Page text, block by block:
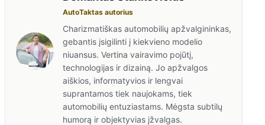
AutoTaktas autorius
Charizmatiškas automobilių apžvalgininkas,
gebantis įsigilinti į kiekvieno modelio
niuansus. Vertina vairavimo pojūtį,
technologijas ir dizainą. Jo apžvalgos
aiškios, informatyvios ir lengvai
suprantamos tiek naujokams, tiek
automobilių entuziastams. Mėgsta subtilų
humorą ir objektyvias įžvalgas.